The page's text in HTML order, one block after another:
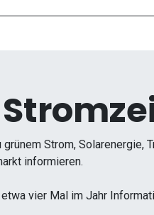
Strom, Solarenergie,
informieren.
vier Mal im Jahr